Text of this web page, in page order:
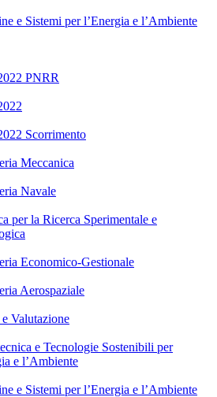
e Sistemi per l’Energia e l’Ambiente
PNRR
Scorrimento
Meccanica
Navale
per la Ricerca Sperimentale e
Economico-Gestionale
Aerospaziale
Valutazione
e Tecnologie Sostenibili per
e l’Ambiente
e Sistemi per l’Energia e l’Ambiente